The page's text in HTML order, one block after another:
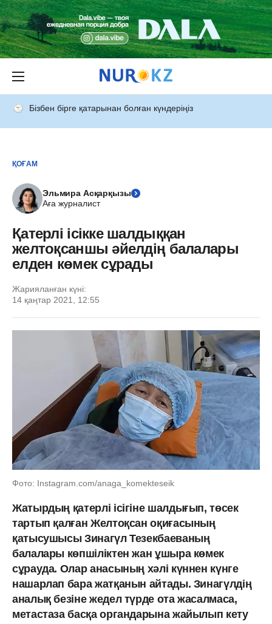
Бізбен бірге қатарынан болған күндеріңіз
ҚОҒАМ
Эльмира Асқарқызы
Аға журналист
Қатерлі ісікке шалдыққан
желтоқсаншы әйелдің балалары
елден көмек сұрады
Жарияланған күні:
14 қаңтар 2021, 12:55
Фото: Instagram.com/anaga_komekteseik
Жатырдың қатерлі ісігіне шалдығып, төсек
тартып қалған Желтоқсан оқиғасының
қатысушысы Зинагүл Тезекбаеваның
балалары көпшіліктен жан ұшыра көмек
сұрауда. Олар анасының хәлі күннен күнге
нашарлап бара жатқанын айтады. Зинагүлдің
аналық безіне жедел түрде ота жасалмаса,
метастаза басқа органдарына жайылып кету